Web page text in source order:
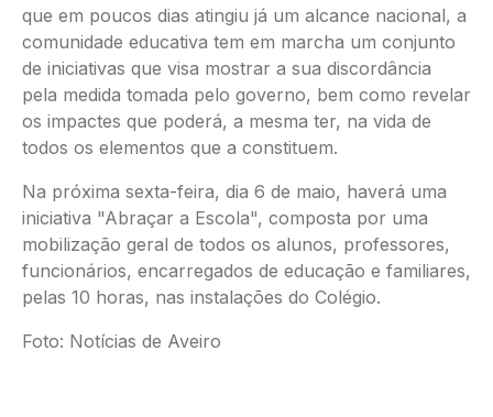
que em poucos dias atingiu já um alcance nacional, a
comunidade educativa tem em marcha um conjunto
de iniciativas que visa mostrar a sua discordância
pela medida tomada pelo governo, bem como revelar
os impactes que poderá, a mesma ter, na vida de
todos os elementos que a constituem.
Na próxima sexta-feira, dia 6 de maio, haverá uma
iniciativa "Abraçar a Escola", composta por uma
mobilização geral de todos os alunos, professores,
funcionários, encarregados de educação e familiares,
pelas 10 horas, nas instalações do Colégio.
Foto: Notícias de Aveiro